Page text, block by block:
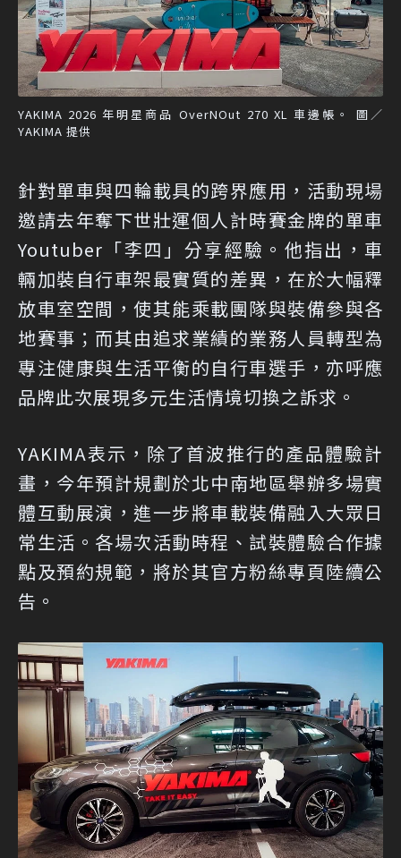
YAKIMA 2026 年明星商品 OverNOut 270 XL 車邊帳。 圖／
YAKIMA 提供
針對單車與四輪載具的跨界應用，活動現場
邀請去年奪下世壯運個人計時賽金牌的單車
Youtuber「李四」分享經驗。他指出，車
輛加裝自行車架最實質的差異，在於大幅釋
放車室空間，使其能乘載團隊與裝備參與各
地賽事；而其由追求業績的業務人員轉型為
專注健康與生活平衡的自行車選手，亦呼應
品牌此次展現多元生活情境切換之訴求。
YAKIMA表示，除了首波推行的產品體驗計
畫，今年預計規劃於北中南地區舉辦多場實
體互動展演，進一步將車載裝備融入大眾日
常生活。各場次活動時程、試裝體驗合作據
點及預約規範，將於其官方粉絲專頁陸續公
告。